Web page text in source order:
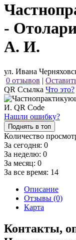
-
А. И.
ул. Ивана
0 отзывов |
QR Ссылка Что это?
Нашли ошибку?
Поднять в топ
Количество
За сегодня: 0
За неделю: 0
За месяц: 0
За все время: 14
Описание
Отзывы (0)
Карта
Контакты,